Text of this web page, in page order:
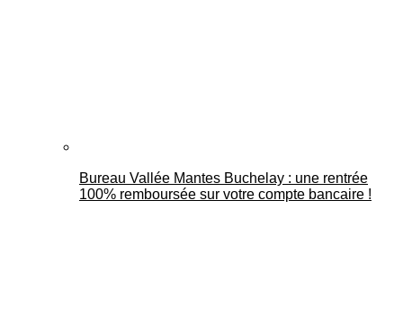
Bureau Vallée Mantes Buchelay : une rentrée
100% remboursée sur votre compte bancaire !